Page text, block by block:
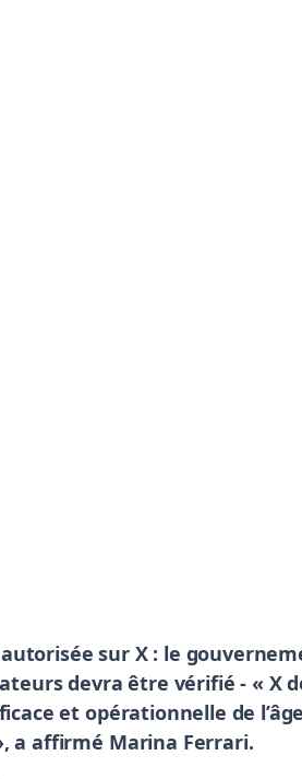
sur X : le
devra être vérifié - « X
et opérationnelle de
a affirmé Marina Ferrari.